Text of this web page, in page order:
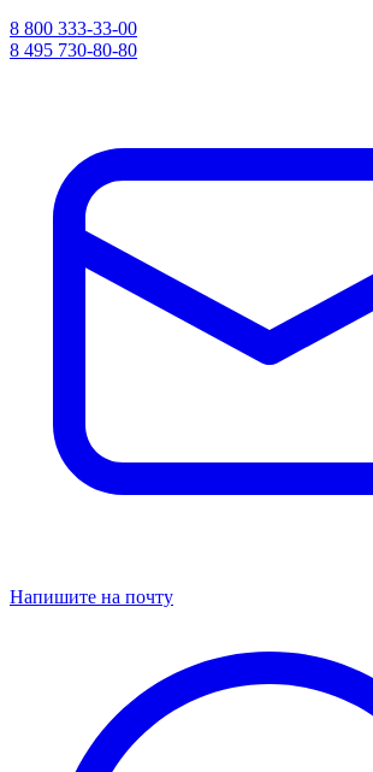
8 800 333-33-00
8 495 730-80-80
Напишите на почту